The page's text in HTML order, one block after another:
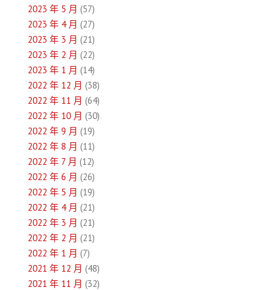
2023 年 5 月 (57)
2023 年 4 月 (27)
2023 年 3 月 (21)
2023 年 2 月 (22)
2023 年 1 月 (14)
2022 年 12 月 (38)
2022 年 11 月 (64)
2022 年 10 月 (30)
2022 年 9 月 (19)
2022 年 8 月 (11)
2022 年 7 月 (12)
2022 年 6 月 (26)
2022 年 5 月 (19)
2022 年 4 月 (21)
2022 年 3 月 (21)
2022 年 2 月 (21)
2022 年 1 月 (7)
2021 年 12 月 (48)
2021 年 11 月 (32)